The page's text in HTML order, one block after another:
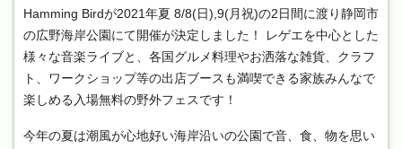
Hamming Birdが2021年夏 8/8(日),9(月祝)の2日間に渡り静岡市
の広野海岸公園にて開催が決定しました！ レゲエを中心とした
様々な音楽ライブと、各国グルメ料理やお洒落な雑貨、クラフ
ト、ワークショップ等の出店ブースも満喫できる家族みんなで
楽しめる入場無料の野外フェスです！
今年の夏は潮風が心地好い海岸沿いの公園で音、食、物を思い